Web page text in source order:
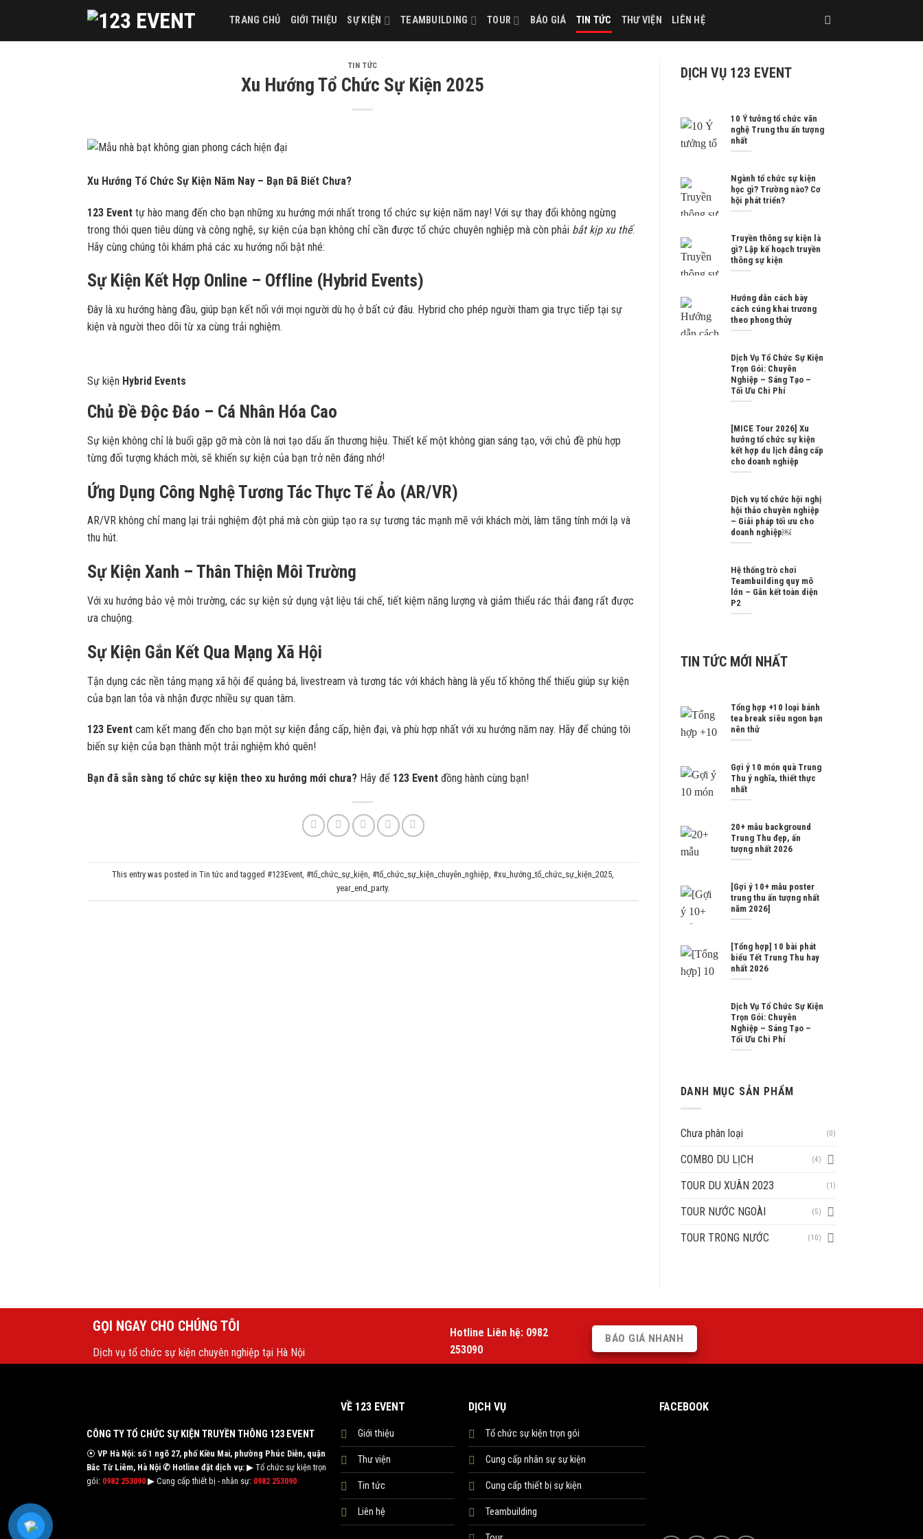
content
TRANG CHỦ GIỚI THIỆU SỰ KIỆN TEAMBUILDING TOUR BÁO GIÁ TIN TỨC THƯ VIỆN LIÊN HỆ
TIN TỨC
Xu Hướng Tổ Chức Sự Kiện 2025
Xu Hướng Tổ Chức Sự Kiện Năm Nay – Bạn Đã Biết Chưa?
123 Event tự hào mang đến cho bạn những xu hướng mới nhất trong tổ chức sự kiện năm nay! Với sự thay đổi không ngừng
trong thói quen tiêu dùng và công nghệ, sự kiện của bạn không chỉ cần được tổ chức chuyên nghiệp mà còn phải bắt kịp xu thế.
Hãy cùng chúng tôi khám phá các xu hướng nổi bật nhé:
Sự Kiện Kết Hợp Online – Offline (Hybrid Events)
Đây là xu hướng hàng đầu, giúp bạn kết nối với mọi người dù họ ở bất cứ đâu. Hybrid cho phép người tham gia trực tiếp tại sự
kiện và người theo dõi từ xa cùng trải nghiệm.
Sự kiện Hybrid Events
Chủ Đề Độc Đáo – Cá Nhân Hóa Cao
Sự kiện không chỉ là buổi gặp gỡ mà còn là nơi tạo dấu ấn thương hiệu. Thiết kế một không gian sáng tạo, với chủ đề phù hợp
từng đối tượng khách mời, sẽ khiến sự kiện của bạn trở nên đáng nhớ!
Ứng Dụng Công Nghệ Tương Tác Thực Tế Ảo (AR/VR)
AR/VR không chỉ mang lại trải nghiệm đột phá mà còn giúp tạo ra sự tương tác mạnh mẽ với khách mời, làm tăng tính mới lạ và
thu hút.
Sự Kiện Xanh – Thân Thiện Môi Trường
Với xu hướng bảo vệ môi trường, các sự kiện sử dụng vật liệu tái chế, tiết kiệm năng lượng và giảm thiểu rác thải đang rất được
ưa chuộng.
Sự Kiện Gắn Kết Qua Mạng Xã Hội
Tận dụng các nền tảng mạng xã hội để quảng bá, livestream và tương tác với khách hàng là yếu tố không thể thiếu giúp sự kiện
của bạn lan tỏa và nhận được nhiều sự quan tâm.
123 Event cam kết mang đến cho bạn một sự kiện đẳng cấp, hiện đại, và phù hợp nhất với xu hướng năm nay. Hãy để chúng tôi
biến sự kiện của bạn thành một trải nghiệm khó quên!
Bạn đã sẵn sàng tổ chức sự kiện theo xu hướng mới chưa? Hãy để 123 Event đồng hành cùng bạn!
This entry was posted in Tin tứcand tagged #123Event, #tổ_chức_sự_kiện #tổ_chức_sự_kiện_chuyên_nghiệp #xu_hướng_tổ_chức_sự_kiện_2025,
year_end_party.
DỊCH VỤ 123 EVENT
10 Ý tưởng tổ chức văn
nghệ Trung thu ấn tượng
nhất
Ngành tổ chức sự kiện
học gì? Trường nào? Cơ
hội phát triển?
Truyền thông sự kiện là
gì? Lập kế hoạch truyền
thông sự kiện
Hướng dẫn cách bày
cách cúng khai trương
theo phong thủy
Dịch Vụ Tổ Chức Sự Kiện
Trọn Gói: Chuyên
Nghiệp – Sáng Tạo –
Tối Ưu Chi Phí
[MICE Tour 2026] Xu
hướng tổ chức sự kiện
kết hợp du lịch đẳng cấp
cho doanh nghiệp
Dịch vụ tổ chức hội nghị
hội thảo chuyên nghiệp
– Giải pháp tối ưu cho
doanh nghiệp￼
Hệ thống trò chơi
Teambuilding quy mô
lớn – Gắn kết toàn diện
P2
TIN TỨC MỚI NHẤT
Tổng hợp +10 loại bánh
tea break siêu ngon bạn
nên thử
Gợi ý 10 món quà Trung
Thu ý nghĩa, thiết thực
nhất
20+ mẫu background
Trung Thu đẹp, ấn
tượng nhất 2026
[Gợi ý 10+ mẫu poster
trung thu ấn tượng nhất
năm 2026]
[Tổng hợp] 10 bài phát
biểu Tết Trung Thu hay
nhất 2026
Dịch Vụ Tổ Chức Sự Kiện
Trọn Gói: Chuyên
Nghiệp – Sáng Tạo –
Tối Ưu Chi Phí
DANH MỤC SẢN PHẨM
Chưa phân loại (0)
COMBO DU LỊCH (4)
TOUR DU XUÂN 2023 (1)
TOUR NƯỚC NGOÀI (5)
TOUR TRONG NƯỚC (10)
GỌI NGAY CHO CHÚNG TÔI
Dịch vụ tổ chức sự kiện chuyên nghiệp tại Hà Nội
Hotline Liên hệ: 0982
253090
BÁO GIÁ NHANH
CÔNG TY TỔ CHỨC SỰ KIỆN TRUYỀN THÔNG 123 EVENT
⦿ VP Hà Nội: số 1 ngõ 27, phố Kiều Mai, phường Phúc Diễn, quận
Bắc Từ Liêm, Hà Nội ✆ Hotline đặt dịch vụ:▶ Tổ chức sự kiện trọn
gói: 0982 253090▶ Cung cấp thiết bị - nhân sự: 0982 253090
VỀ 123 EVENT
Giới thiệu
Thư viện
Tin tức
Liên hệ
DỊCH VỤ
Tổ chức sự kiện trọn gói
Cung cấp nhân sự sự kiện
Cung cấp thiết bị sự kiện
Teambuilding
FACEBOOK